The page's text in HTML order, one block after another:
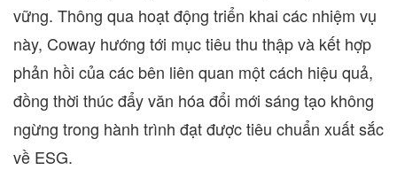
vững. Thông qua hoạt động triển khai các nhiệm vụ
này, Coway hướng tới mục tiêu thu thập và kết hợp
phản hồi của các bên liên quan một cách hiệu quả,
đồng thời thúc đẩy văn hóa đổi mới sáng tạo không
ngừng trong hành trình đạt được tiêu chuẩn xuất sắc
về ESG.